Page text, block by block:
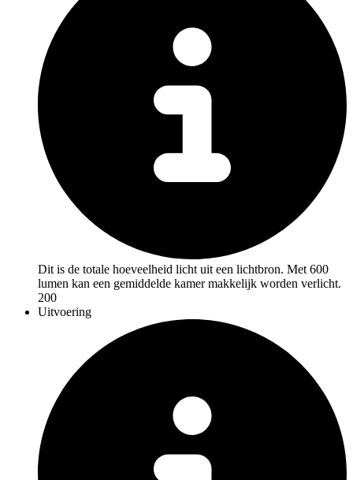
Dit is de totale hoeveelheid licht uit een lichtbron. Met 600
lumen kan een gemiddelde kamer makkelijk worden verlicht.
200
Uitvoering